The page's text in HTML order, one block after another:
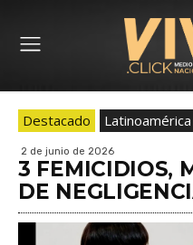
Destacado Latinoamérica
2 de junio de 2026
3 FEMICIDIOS,
DE